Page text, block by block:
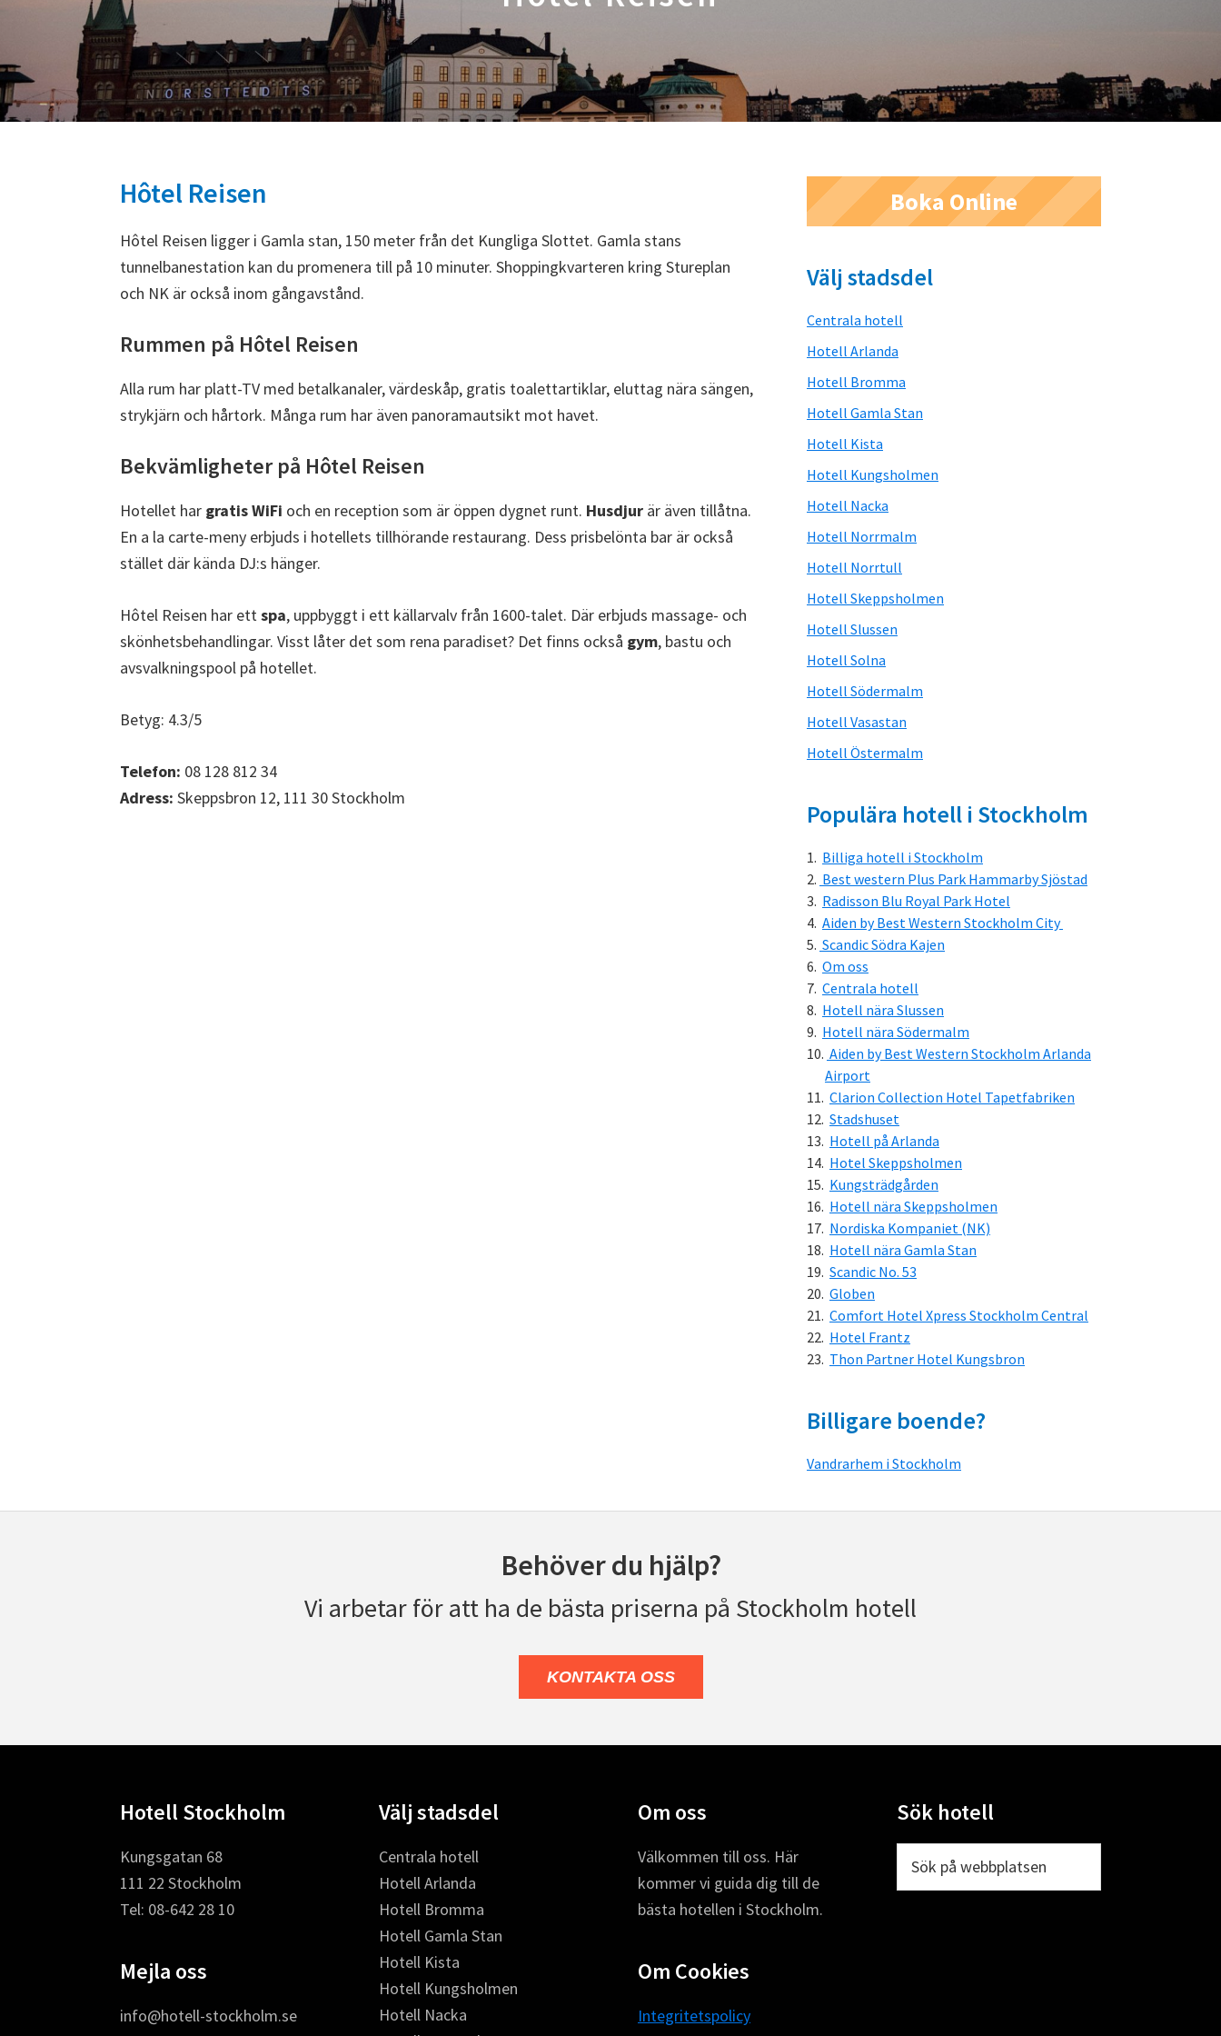
Hôtel Reisen
Hôtel Reisen ligger i Gamla stan, 150 meter från det Kungliga Slottet. Gamla stans
tunnelbanestation kan du promenera till på 10 minuter. Shoppingkvarteren kring Stureplan
och NK är också inom gångavstånd.
Rummen på Hôtel Reisen
Alla rum har platt-TV med betalkanaler, värdeskåp, gratis toalettartiklar, eluttag nära sängen,
strykjärn och hårtork. Många rum har även panoramautsikt mot havet.
Bekvämligheter på Hôtel Reisen
Hotellet har gratis WiFi och en reception som är öppen dygnet runt. Husdjur är även tillåtna.
En a la carte-meny erbjuds i hotellets tillhörande restaurang. Dess prisbelönta bar är också
stället där kända DJ:s hänger.
Hôtel Reisen har ettspa, uppbyggt i ett källarvalv från 1600-talet. Där erbjuds massage- och
skönhetsbehandlingar. Visst låter det som rena paradiset? Det finns också gym, bastu och
avsvalkningspool på hotellet.
Betyg: 4.3/5
Telefon: 08 128 812 34
Adress: Skeppsbron 12, 111 30 Stockholm
Primärt
sidofält
Boka Online
Välj stadsdel
Centrala hotell
Hotell Arlanda
Hotell Bromma
Hotell Gamla Stan
Hotell Kista
Hotell Kungsholmen
Hotell Nacka
Hotell Norrmalm
Hotell Norrtull
Hotell Skeppsholmen
Hotell Slussen
Hotell Solna
Hotell Södermalm
Hotell Vasastan
Hotell Östermalm
Populära hotell i Stockholm
Billiga hotell i Stockholm
Best western Plus Park Hammarby Sjöstad
Radisson Blu Royal Park Hotel
Aiden by Best Western Stockholm City
Scandic Södra Kajen
Om oss
Centrala hotell
Hotell nära Slussen
Hotell nära Södermalm
Aiden by Best Western Stockholm Arlanda
Airport
Clarion Collection Hotel Tapetfabriken
Stadshuset
Hotell på Arlanda
Hotel Skeppsholmen
Kungsträdgården
Hotell nära Skeppsholmen
Nordiska Kompaniet (NK)
Hotell nära Gamla Stan
Scandic No. 53
Globen
Comfort Hotel Xpress Stockholm Central
Hotel Frantz
Thon Partner Hotel Kungsbron
Billigare boende?
Vandrarhem i Stockholm
Behöver du hjälp?
Vi arbetar för att ha de bästa priserna på Stockholm hotell
KONTAKTA OSS
Hotell Stockholm
Kungsgatan 68
111 22 Stockholm
Tel: 08-642 28 10
Mejla oss
info@hotell-stockholm.se
Välj stadsdel
Centrala hotell
Hotell Arlanda
Hotell Bromma
Hotell Gamla Stan
Hotell Kista
Hotell Kungsholmen
Hotell Nacka
Om oss
Välkommen till oss. Här
kommer vi guida dig till de
bästa hotellen i Stockholm.
Om Cookies
Integritetspolicy
Sök hotell